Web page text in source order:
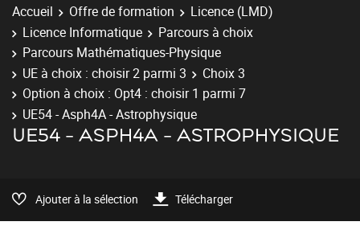
Accueil Offre de formation
Licence (LMD)
Licence Informatique
Parcours à choix
Parcours Mathématiques-Physique
UE à choix : choisir 2 parmi 3
Choix 3
Option à choix : Opt4 : choisir 1 parmi 7
UE54 - Asph4A - Astrophysique
UE54 - ASPH4A - ASTROPHYSIQUE
Ajouter à la sélection Télécharger